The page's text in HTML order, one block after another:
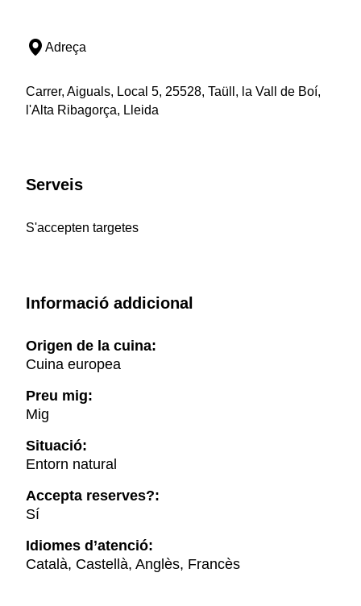
Adreça
Carrer, Aiguals, Local 5, 25528, Taüll, la Vall de Boí,
l'Alta Ribagorça, Lleida
Serveis
S'accepten targetes
Informació addicional
Origen de la cuina:
Cuina europea
Preu mig:
Mig
Situació:
Entorn natural
Accepta reserves?:
Sí
Idiomes d’atenció:
Català, Castellà, Anglès, Francès